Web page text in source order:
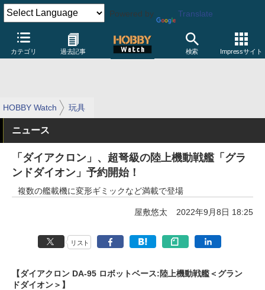
Powered by Translate
カテゴリ 過去記事 検索 Impressサイト
HOBBY Watch 玩具
ニュース
「ダイアクロン」、超弩級の陸上機動戦艦「グラ
ンドダイオン」予約開始！
複数の艦載機に変形ギミックなど満載で登場
屋敷悠太 2022年9月8日 18:25
リスト
【ダイアクロン DA-95 ロボットベース:陸上機動戦艦＜グラン
ドダイオン＞】